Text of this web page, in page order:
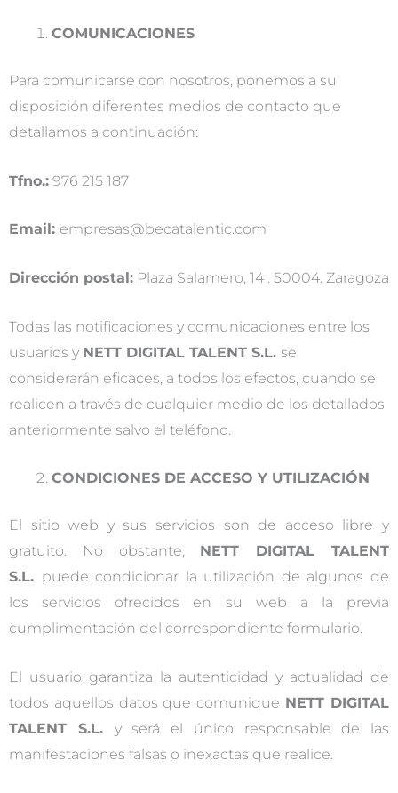
COMUNICACIONES
Para comunicarse con nosotros, ponemos a su
disposición diferentes medios de contacto que
detallamos a continuación:
Tfno.: 976 215 187
Email: empresas@becatalentic.com
Dirección postal: Plaza Salamero, 14 . 50004. Zaragoza
Todas las notificaciones y comunicaciones entre los
usuarios y NETT DIGITAL TALENT S.L. se
considerarán eficaces, a todos los efectos, cuando se
realicen a través de cualquier medio de los detallados
anteriormente salvo el teléfono.
CONDICIONES DE ACCESO Y UTILIZACIÓN
El sitio web y sus servicios son de acceso libre y
gratuito. No obstante, NETT DIGITAL TALENT
S.L. puede condicionar la utilización de algunos de
los servicios ofrecidos en su web a la previa
cumplimentación del correspondiente formulario.
El usuario garantiza la autenticidad y actualidad de
todos aquellos datos que comunique NETT DIGITAL
TALENT S.L. y será el único responsable de las
manifestaciones falsas o inexactas que realice.